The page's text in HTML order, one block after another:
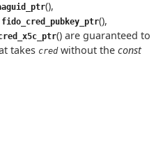
(),
fido_cred_pubkey_ptr(),
() are guaranteed to
takes credwithout the const